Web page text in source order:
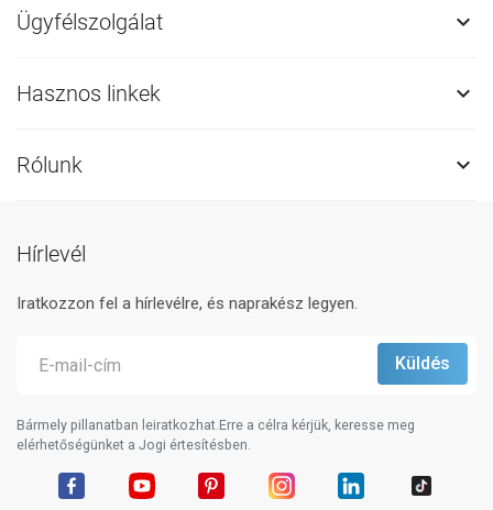
Ügyfélszolgálat 
Hasznos linkek 
Rólunk 
Hírlevél
Iratkozzon fel a hírlevélre, és naprakész legyen.
Bármely pillanatban leiratkozhat.Erre a célra kérjük, keresse meg
elérhetőségünket a Jogi értesítésben.